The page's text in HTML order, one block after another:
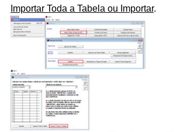
Importar Toda a Tabela ou Importar.